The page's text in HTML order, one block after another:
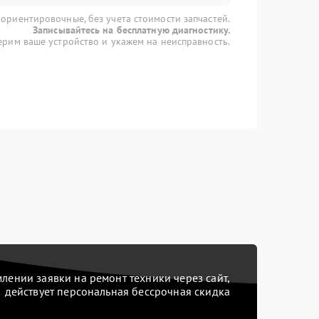
без учета стоимости запчастей.
Записывайтесь на бесплатную диагностику.
ваше устройство и укажем на неисправность.
заявки на ремонт техники через сайт,
действует персональная бессрочная скидка